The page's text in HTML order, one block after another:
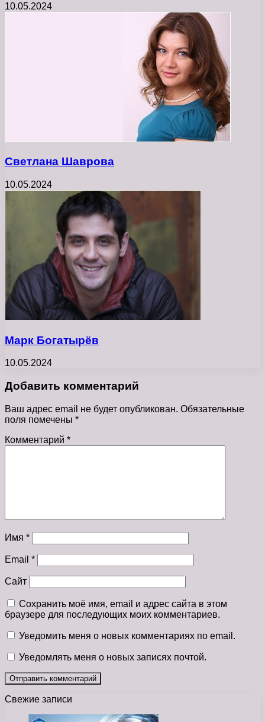
10.05.2024
Светлана Шаврова
10.05.2024
Марк Богатырёв
10.05.2024
Добавить комментарий
Ваш адрес email не будет опубликован. Обязательные
поля помечены *
Комментарий *
Имя *
Email *
Сайт
Сохранить моё имя, email и адрес сайта в этом
браузере для последующих моих комментариев.
Уведомить меня о новых комментариях по email.
Уведомлять меня о новых записях почтой.
Свежие записи